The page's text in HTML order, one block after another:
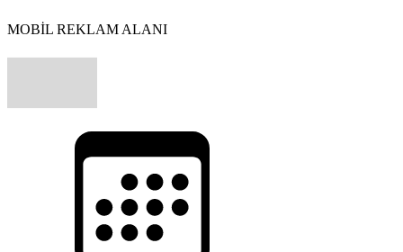
MOBİL REKLAM ALANI